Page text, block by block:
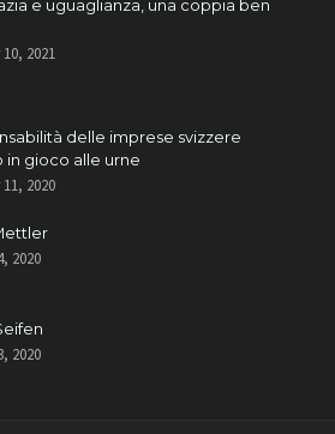
e uguaglianza, una coppia ben
2021
delle imprese svizzere
in gioco alle urne
2020
2020
2020